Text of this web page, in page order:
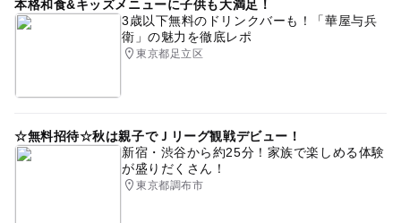
本格和食&キッズメニューに子供も大満足！
3歳以下無料のドリンクバーも！「華屋与兵
衛」の魅力を徹底レポ
東京都足立区
☆無料招待☆秋は親子でＪリーグ観戦デビュー！
新宿・渋谷から約25分！家族で楽しめる体験
が盛りだくさん！
東京都調布市